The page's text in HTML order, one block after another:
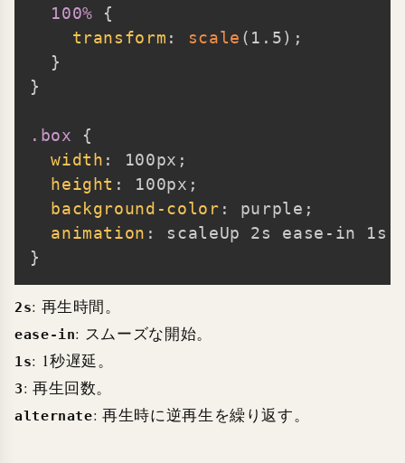
100%
{
transform : scale ( 1.5) ;
}
}
.box
{
width : 100px ;
height : 100px ;
background-color : purple ;
animation :
scaleUp 2s ease-in 1s
}
2s: 再生時間。
ease-in: スムーズな開始。
1s: 1秒遅延。
3: 再生回数。
alternate: 再生時に逆再生を繰り返す。